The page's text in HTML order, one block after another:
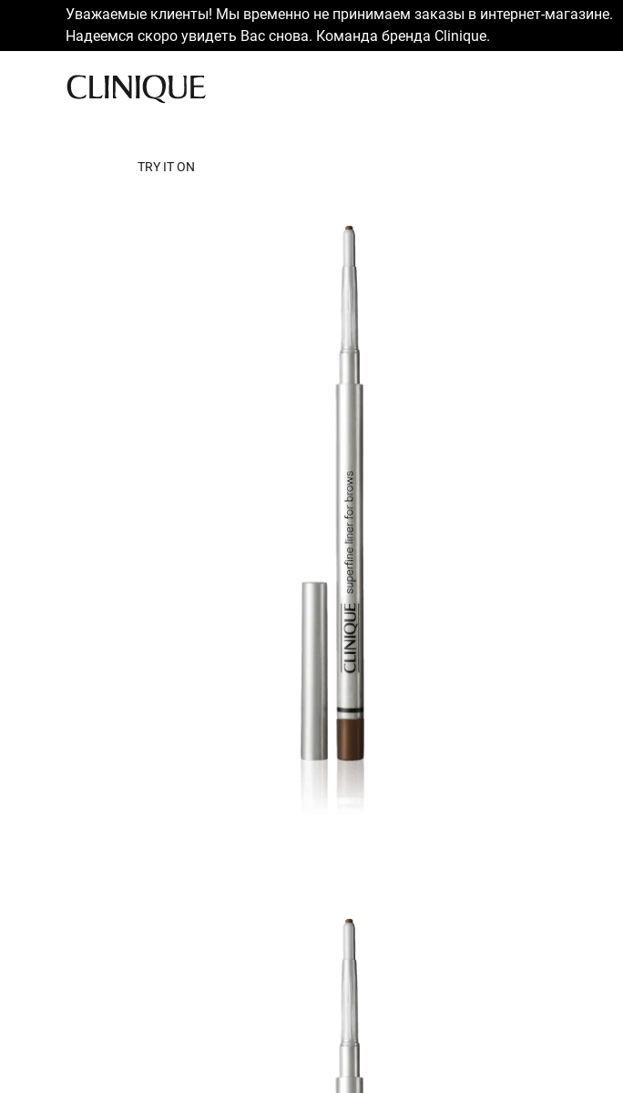
Уважаемые клиенты! Мы временно не принимаем заказы в интернет-магазине.
Надеемся скоро увидеть Вас снова. Команда бренда Clinique.
TRY IT ON